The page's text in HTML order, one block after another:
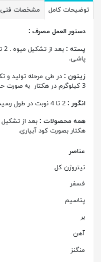
توضیحات کامل مشخصات فنی
دستور العمل مصرف :
پسته :
پاشی.
زیتون :
3 کیلوگرم در هکتار به صورت حلول پاشی.
انگور :
همه محصولات :
هکتار بصورت کود آبیاری.
عناصر
نیتروژن کل
فسفر
پتاسیم
بر
آهن
منگنز